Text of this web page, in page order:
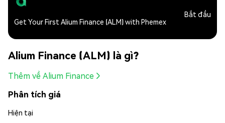
Get Your First Alium Finance (ALM) with Phemex
Bắt đầu
Alium Finance (ALM) là gì?
Thêm về Alium Finance
Phân tích giá
Hiện tại